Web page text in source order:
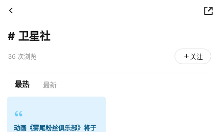
# 卫星社
36 次浏览 关注
最热 最新
动画《雾尾粉丝俱乐部》将于